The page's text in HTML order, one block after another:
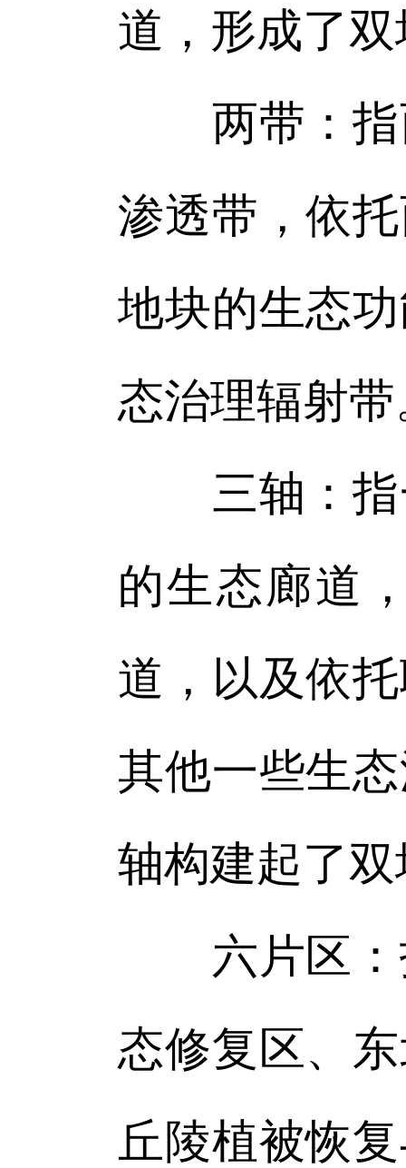
道，形成了
两带：指
渗透带，依
地块的生态
态治理辐射带
三轴：指
的生态廊道
道，以及依
其他一些生
轴构建起了
六片区：
态修复区、
丘陵植被恢